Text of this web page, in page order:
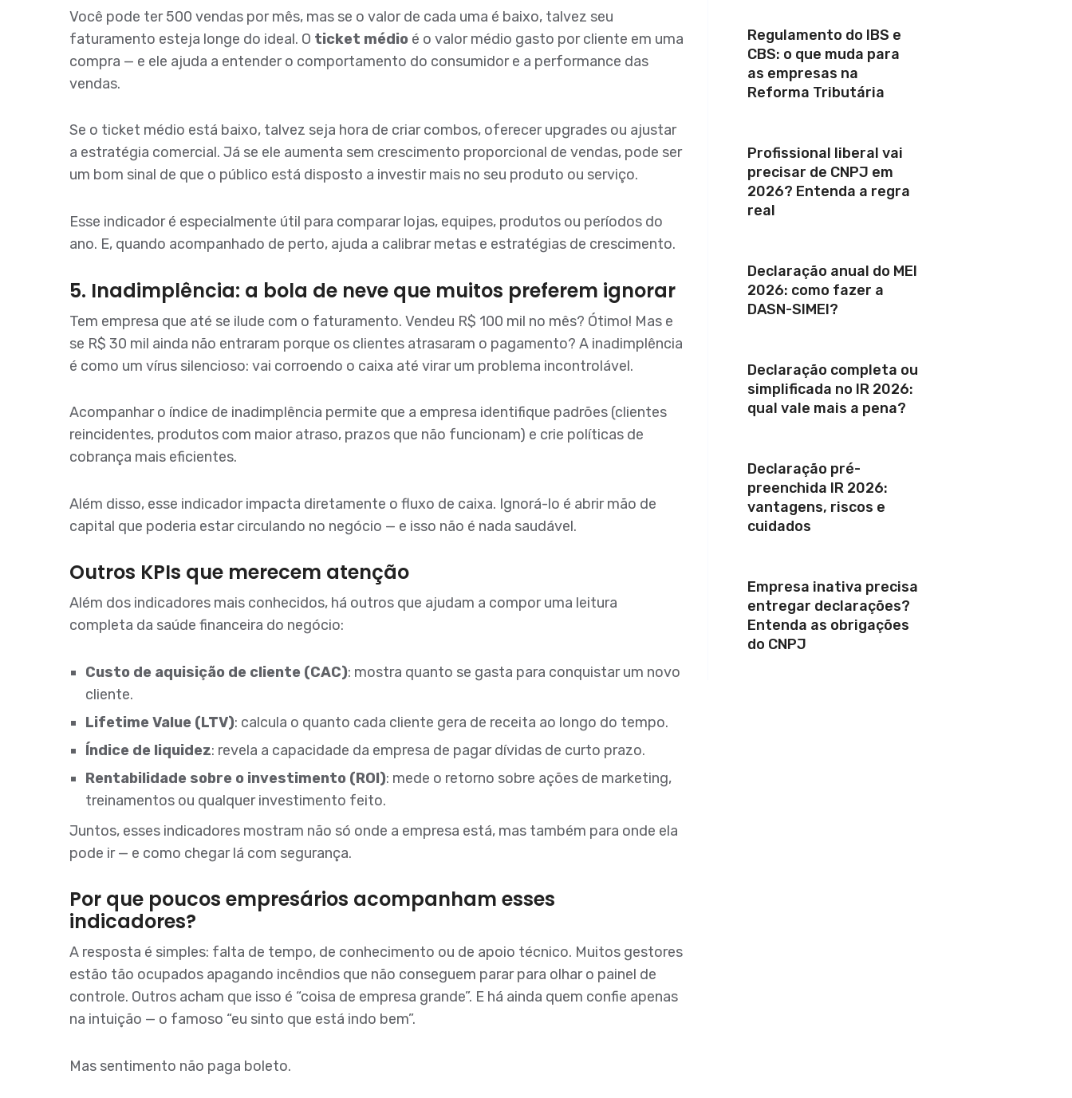
Você pode ter 500 vendas por mês, mas se o valor de cada uma é baixo, talvez seu
faturamento esteja longe do ideal. O ticket médio é o valor médio gasto por cliente em uma
compra — e ele ajuda a entender o comportamento do consumidor e a performance das
vendas.
Se o ticket médio está baixo, talvez seja hora de criar combos, oferecer upgrades ou ajustar
a estratégia comercial. Já se ele aumenta sem crescimento proporcional de vendas, pode ser
um bom sinal de que o público está disposto a investir mais no seu produto ou serviço.
Esse indicador é especialmente útil para comparar lojas, equipes, produtos ou períodos do
ano. E, quando acompanhado de perto, ajuda a calibrar metas e estratégias de crescimento.
5. Inadimplência: a bola de neve que muitos preferem ignorar
Tem empresa que até se ilude com o faturamento. Vendeu R$ 100 mil no mês? Ótimo! Mas e
se R$ 30 mil ainda não entraram porque os clientes atrasaram o pagamento? A inadimplência
é como um vírus silencioso: vai corroendo o caixa até virar um problema incontrolável.
Acompanhar o índice de inadimplência permite que a empresa identifique padrões (clientes
reincidentes, produtos com maior atraso, prazos que não funcionam) e crie políticas de
cobrança mais eficientes.
Além disso, esse indicador impacta diretamente o fluxo de caixa. Ignorá-lo é abrir mão de
capital que poderia estar circulando no negócio — e isso não é nada saudável.
Outros KPIs que merecem atenção
Além dos indicadores mais conhecidos, há outros que ajudam a compor uma leitura
completa da saúde financeira do negócio:
Custo de aquisição de cliente (CAC): mostra quanto se gasta para conquistar um novo
cliente.
Lifetime Value (LTV): calcula o quanto cada cliente gera de receita ao longo do tempo.
Índice de liquidez: revela a capacidade da empresa de pagar dívidas de curto prazo.
Rentabilidade sobre o investimento (ROI): mede o retorno sobre ações de marketing,
treinamentos ou qualquer investimento feito.
Juntos, esses indicadores mostram não só onde a empresa está, mas também para onde ela
pode ir — e como chegar lá com segurança.
Por que poucos empresários acompanham esses
indicadores?
A resposta é simples: falta de tempo, de conhecimento ou de apoio técnico. Muitos gestores
estão tão ocupados apagando incêndios que não conseguem parar para olhar o painel de
controle. Outros acham que isso é “coisa de empresa grande”. E há ainda quem confie apenas
na intuição — o famoso “eu sinto que está indo bem”.
Mas sentimento não paga boleto.
Regulamento do IBS e
CBS: o que muda para
as empresas na
Reforma Tributária
Profissional liberal vai
precisar de CNPJ em
2026? Entenda a regra
real
Declaração anual do MEI
2026: como fazer a
DASN-SIMEI?
Declaração completa ou
simplificada no IR 2026:
qual vale mais a pena?
Declaração pré-
preenchida IR 2026:
vantagens, riscos e
cuidados
Empresa inativa precisa
entregar declarações?
Entenda as obrigações
do CNPJ